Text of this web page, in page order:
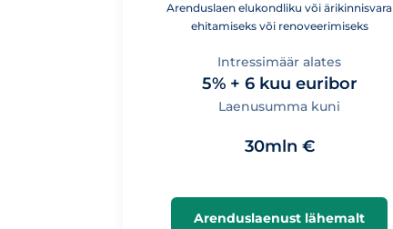
Arenduslaen elukondliku või ärikinnisvara
ehitamiseks või renoveerimiseks
Intressimäär alates
5% + 6 kuu euribor
Laenusumma kuni
30mln €
Arenduslaenust lähemalt